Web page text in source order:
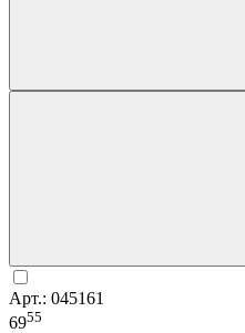
Арт.: 045161
6955